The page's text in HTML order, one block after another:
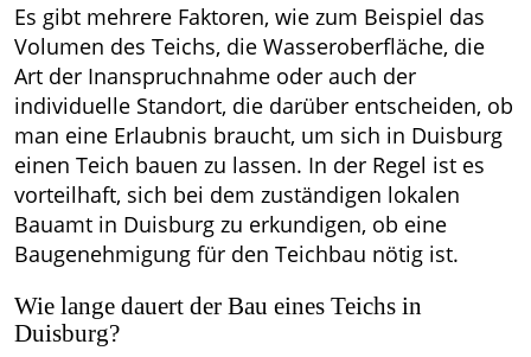
Es gibt mehrere Faktoren, wie zum Beispiel das
Volumen des Teichs, die Wasseroberfläche, die
Art der Inanspruchnahme oder auch der
individuelle Standort, die darüber entscheiden, ob
man eine Erlaubnis braucht, um sich in Duisburg
einen Teich bauen zu lassen. In der Regel ist es
vorteilhaft, sich bei dem zuständigen lokalen
Bauamt in Duisburg zu erkundigen, ob eine
Baugenehmigung für den Teichbau nötig ist.
Wie lange dauert der Bau eines Teichs in
Duisburg?